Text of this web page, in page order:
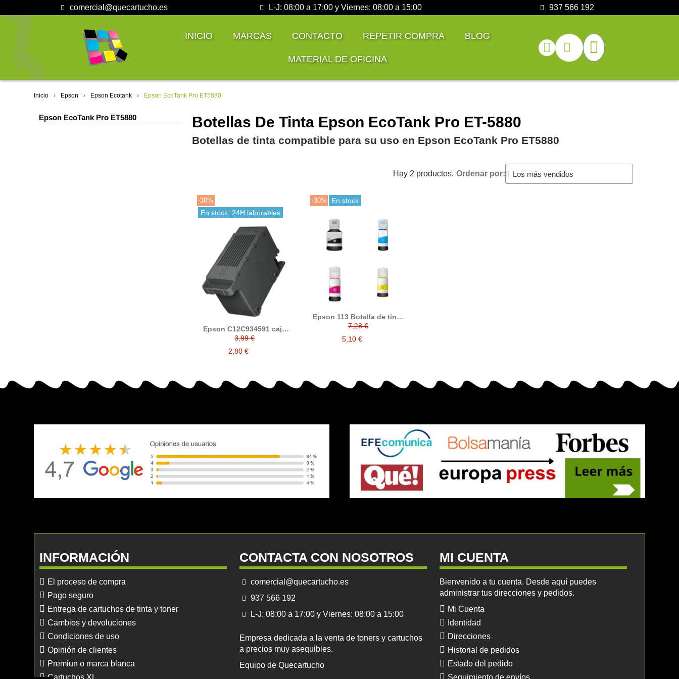
comercial@quecartucho.es L-J: 08:00 a 17:00 y Viernes: 08:00 a 15:00 937 566 192
INICIO MARCAS CONTACTO REPETIR COMPRA BLOG
MATERIAL DE OFICINA
Inicio Epson Epson Ecotank Epson EcoTank Pro ET5880
Epson EcoTank Pro ET5880 Botellas De Tinta Epson EcoTank Pro ET-5880
Botellas de tinta compatible para su uso en Epson EcoTank Pro ET5880
Hay 2 productos. Ordenar por:
-30%
En stock: 24H laborables
Epson C12C934591 caja
mantenimiento compatible
3,99 €
2,80 €
-30% En stock
Epson 113 Botella de tinta
compatible Ecotank
7,28 €
5,10 €
INFORMACIÓN
El proceso de compra
Pago seguro
Entrega de cartuchos de tinta y toner
Cambios y devoluciones
Condiciones de uso
Opinión de clientes
Premiun o marca blanca
Cartuchos XL
CONTACTA CON NOSOTROS
comercial@quecartucho.es
937 566 192
L-J: 08:00 a 17:00 y Viernes: 08:00 a 15:00
Empresa dedicada a la venta de toners y cartuchos
a precios muy asequibles.
Equipo de Quecartucho
MI CUENTA
Bienvenido a tu cuenta. Desde aquí puedes
administrar tus direcciones y pedidos.
Mi Cuenta
Identidad
Direcciones
Historial de pedidos
Estado del pedido
Seguimiento de envíos